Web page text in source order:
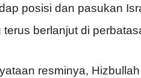
posisi dan pasukan
terus berlanjut di
resminya,